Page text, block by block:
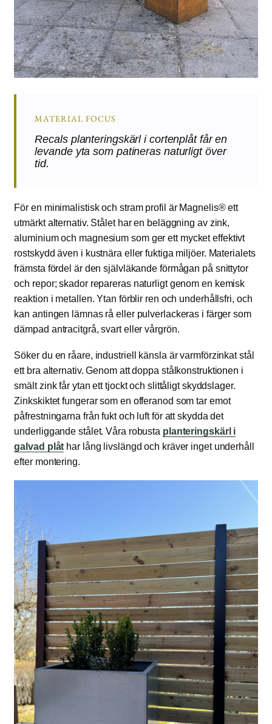
MATERIAL FOCUS
Recals planteringskärl i cortenplåt får en
levande yta som patineras naturligt över
tid.
För en minimalistisk och stram profil är Magnelis® ett
utmärkt alternativ. Stålet har en beläggning av zink,
aluminium och magnesium som ger ett mycket effektivt
rostskydd även i kustnära eller fuktiga miljöer. Materialets
främsta fördel är den självläkande förmågan på snittytor
och repor; skador repareras naturligt genom en kemisk
reaktion i metallen. Ytan förblir ren och underhållsfri, och
kan antingen lämnas rå eller pulverlackeras i färger som
dämpad antracitgrå, svart eller vårgrön.
Söker du en råare, industriell känsla är varmförzinkat stål
ett bra alternativ. Genom att doppa stålkonstruktionen i
smält zink får ytan ett tjockt och slittåligt skyddslager.
Zinkskiktet fungerar som en offeranod som tar emot
påfrestningarna från fukt och luft för att skydda det
underliggande stålet. Våra robusta planteringskärl i
galvad plåt har lång livslängd och kräver inget underhåll
efter montering.